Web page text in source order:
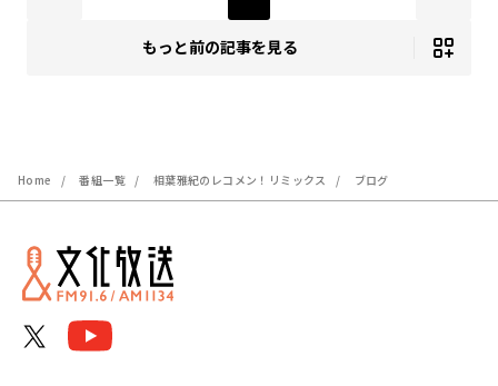
もっと前の記事を見る
Home 番組一覧 相葉雅紀のレコメン！リミックス ブログ